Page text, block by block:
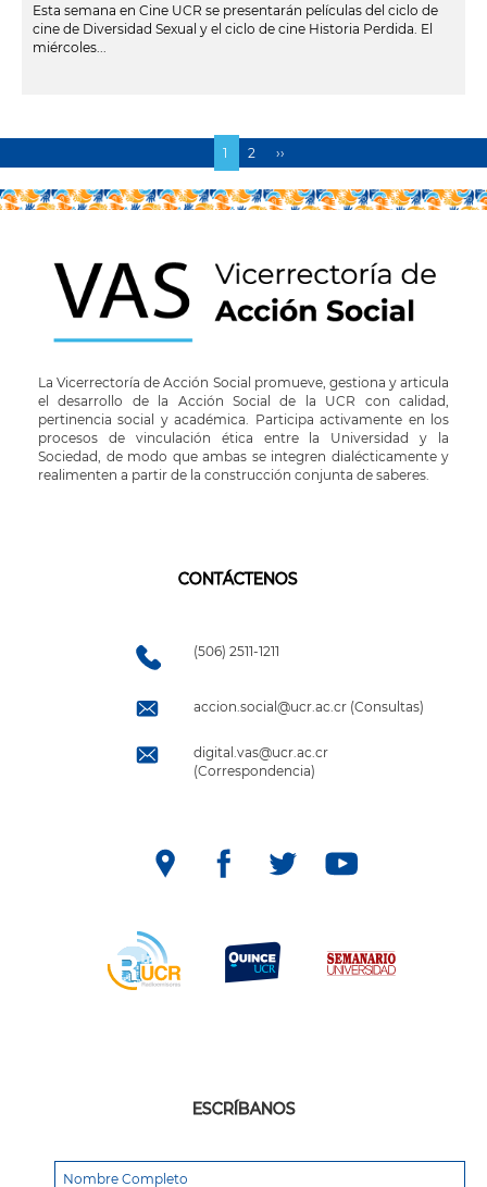
Esta semana en Cine UCR se presentarán películas del ciclo de
cine de Diversidad Sexual y el ciclo de cine Historia Perdida. El
miércoles...
Página
actual
1 Page
2
Siguiente
página
››
La Vicerrectoría de Acción Social promueve, gestiona y articula
el desarrollo de la Acción Social de la UCR con calidad,
pertinencia social y académica. Participa activamente en los
procesos de vinculación ética entre la Universidad y la
Sociedad, de modo que ambas se integren dialécticamente y
realimenten a partir de la construcción conjunta de saberes.
CONTÁCTENOS
(506) 2511-1211
accion.social@ucr.ac.cr (Consultas)
digital.vas@ucr.ac.cr
(Correspondencia)
ESCRÍBANOS